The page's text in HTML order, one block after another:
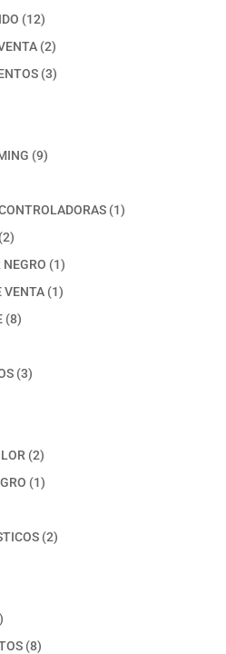
1212
productos
22
productos
33
99
11
22
productos
NEGRO 11
producto
VENTA 11
88
33
22
productos
11
22
1
88